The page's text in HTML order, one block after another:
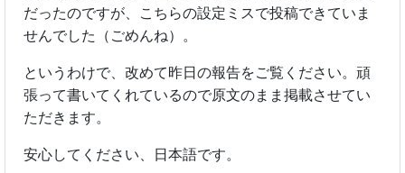
だったのですが、こちらの設定ミスで投稿できていま
せんでした（ごめんね）。
というわけで、改めて昨日の報告をご覧ください。頑
張って書いてくれているので原文のまま掲載させてい
ただきます。
安心してください、日本語です。